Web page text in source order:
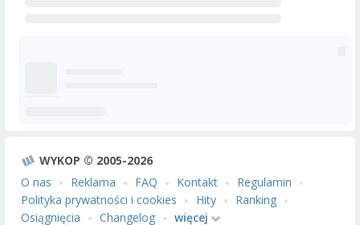
WYKOP © 2005-2026
O nas
Reklama FAQ Kontakt
Regulamin
Polityka prywatności i cookies
Hity
Ranking
Osiągnięcia
Changelog więcej